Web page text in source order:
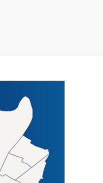
D'ANGERS